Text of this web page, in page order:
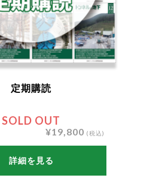
SOLD OUT
定期購読
¥19,800 (税込)
詳細を見る